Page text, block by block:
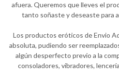
afuera. Queremos que lleves el
tanto soñaste y deseaste para
Los productos eróticos de Envio
absoluta, pudiendo ser
algún desperfecto previo a la
consoladores, vibradores,